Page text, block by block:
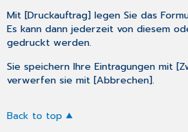
Mit [Druckauftrag] legen Sie das
Es kann dann jederzeit von diesem
gedruckt werden.
Sie speichern Ihre Eintragungen mit
verwerfen sie mit [Abbrechen].
Back to top